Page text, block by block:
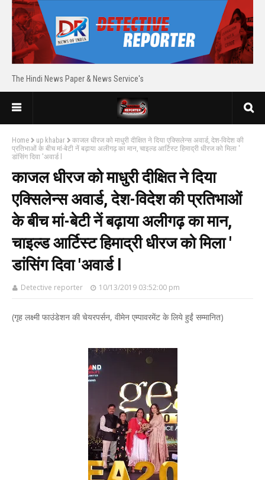
The Hindi News Paper & News Service's
Home up khabar
काजल धीरज को माधुरी दीक्षित ने दिया एक्सिलेन्स अवार्ड, देश-विदेश की
प्रतिभाओं के बीच मां-बेटी नें बढ़ाया अलीगढ़ का मान, चाइल्ड आर्टिस्ट हिमाद्री धीरज को मिला '
डांसिंग दिवा 'अवार्ड l
काजल धीरज को माधुरी दीक्षित ने दिया
एक्सिलेन्स अवार्ड, देश-विदेश की प्रतिभाओं
के बीच मां-बेटी नें बढ़ाया अलीगढ़ का मान,
चाइल्ड आर्टिस्ट हिमाद्री धीरज को मिला '
डांसिंग दिवा 'अवार्ड l
Detective reporter 10/13/2019 03:52:00 pm
(गृह लक्ष्मी फाउंडेशन की चेयरपर्सन, वीमेन एम्पावरमेंट के लिये हुईं सम्मानित)